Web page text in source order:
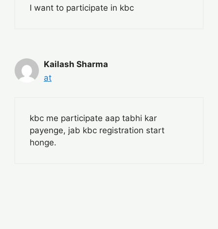
I want to participate in kbc
Kailash Sharma
at
kbc me participate aap tabhi kar
payenge, jab kbc registration start
honge.